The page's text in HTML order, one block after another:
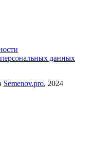
данных
Semenov.pro, 2024